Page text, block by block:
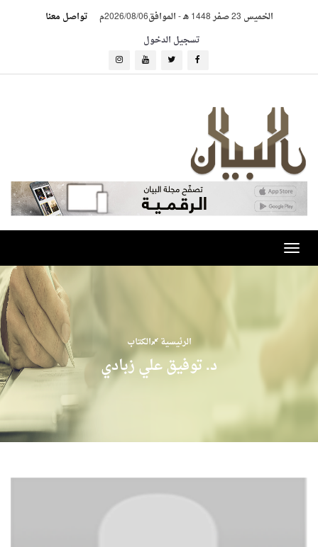
الخميس 23 صفر 1448 هـ -الموافق2026/08/06م
تواصل معنا
تسجيل الدخول
Toggle
navigation
الرئيسية الكتاب
د. توفيق علي زبادي